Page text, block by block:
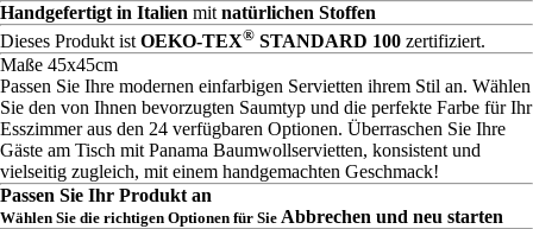
Handgefertigt in Italien mit natürlichen Stoffen
Dieses Produkt ist OEKO-TEX® STANDARD 100 zertifiziert.
Maße 45x45cm
Passen Sie Ihre modernen einfarbigen Servietten ihrem Stil an. Wählen
Sie den von Ihnen bevorzugten Saumtyp und die perfekte Farbe für Ihr
Esszimmer aus den 24 verfügbaren Optionen. Überraschen Sie Ihre
Gäste am Tisch mit Panama Baumwollservietten, konsistent und
vielseitig zugleich, mit einem handgemachten Geschmack!
Passen Sie Ihr Produkt an
Wählen Sie die richtigen Optionen für Sie Abbrechen und neu starten